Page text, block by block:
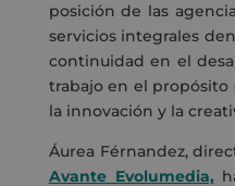
posición de las
servicios integrales
continuidad en el
trabajo en el propósito
la innovación y la
Áurea Férnandez,
Avante Evolumedia,